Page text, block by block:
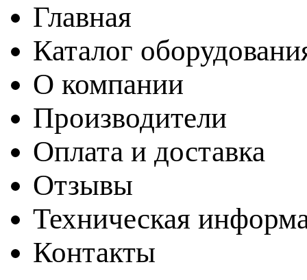
Главная
Каталог
О компании
Производители
Оплата и доставка
Отзывы
Техническая
Контакты